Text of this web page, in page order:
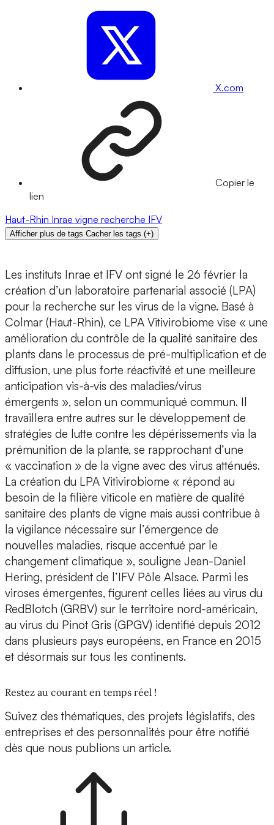
X.com
Copier le
lien
Haut-Rhin Inrae vigne recherche IFV
Afficher plus de tags Cacher les tags (+)
Les instituts Inrae et IFV ont signé le 26 février la
création d’un laboratoire partenarial associé (LPA)
pour la recherche sur les virus de la vigne. Basé à
Colmar (Haut-Rhin), ce LPA Vitivirobiome vise « une
amélioration du contrôle de la qualité sanitaire des
plants dans le processus de pré-multiplication et de
diffusion, une plus forte réactivité et une meilleure
anticipation vis-à-vis des maladies/virus
émergents », selon un communiqué commun. Il
travaillera entre autres sur le développement de
stratégies de lutte contre les dépérissements via la
prémunition de la plante, se rapprochant d’une
« vaccination » de la vigne avec des virus atténués.
La création du LPA Vitivirobiome « répond au
besoin de la filière viticole en matière de qualité
sanitaire des plants de vigne mais aussi contribue à
la vigilance nécessaire sur l’émergence de
nouvelles maladies, risque accentué par le
changement climatique », souligne Jean-Daniel
Hering, président de l’IFV Pôle Alsace. Parmi les
viroses émergentes, figurent celles liées au virus du
RedBlotch (GRBV) sur le territoire nord-américain,
au virus du Pinot Gris (GPGV) identifié depuis 2012
dans plusieurs pays européens, en France en 2015
et désormais sur tous les continents.
Restez au courant en temps réel !
Suivez des thématiques, des projets législatifs, des
entreprises et des personnalités pour être notifié
dès que nous publions un article.